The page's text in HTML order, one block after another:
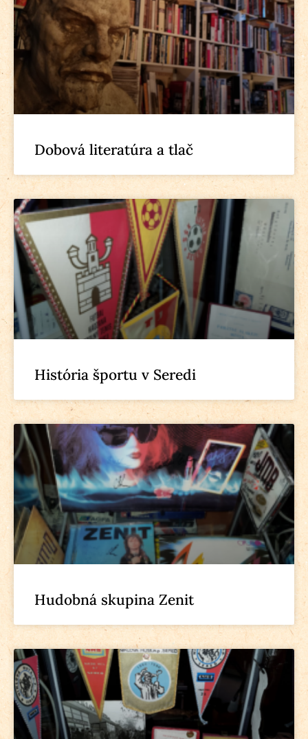
Dobová literatúra a tlač
História športu v Seredi
Hudobná skupina Zenit